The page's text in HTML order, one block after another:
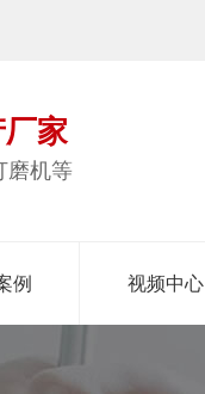
家
磨机等
例 视频中心